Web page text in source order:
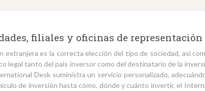
filiales y oficinas de representación
extranjera es la correcta elección del tipo de sociedad, así
legal tanto del país inversor como del destinatario de la
Desk suministra un servicio personalizado,
de inversión hasta cómo, dónde y cuánto invertir, el